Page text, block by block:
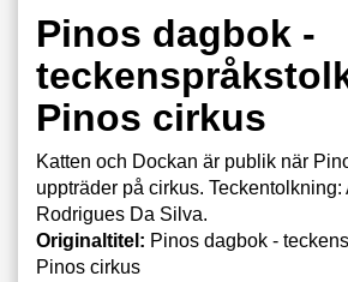
Pinos dagbok -
Pinos cirkus
Katten och Dockan är publik när
uppträder på cirkus. Teckentolkning:
Rodrigues Da Silva.
Originaltitel: Pinos dagbok -
Pinos cirkus